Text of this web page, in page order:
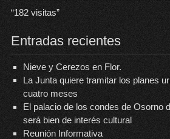
“182visitas”
Entradas recientes
Nieve y Cerezos en Flor.
La Junta quiere tramitar los planes
cuatro meses
El palacio de los condes de Osorno
será bien de interés cultural
Reunión Informativa